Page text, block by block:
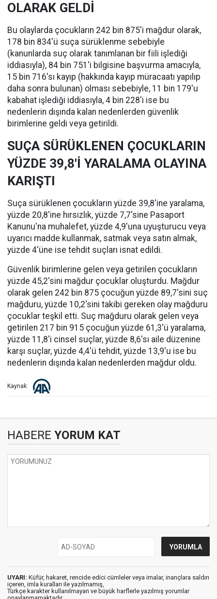
OLARAK GELDİ
Bu olaylarda çocukların 242 bin 875'i mağdur olarak,
178 bin 834'ü suça sürüklenme sebebiyle
(kanunlarda suç olarak tanımlanan bir fiili işlediği
iddiasıyla), 84 bin 751'i bilgisine başvurma amacıyla,
15 bin 716'sı kayıp (hakkında kayıp müracaatı yapılıp
daha sonra bulunan) olması sebebiyle, 11 bin 179'u
kabahat işlediği iddiasıyla, 4 bin 228'i ise bu
nedenlerin dışında kalan nedenlerden güvenlik
birimlerine geldi veya getirildi.
SUÇA SÜRÜKLENEN ÇOCUKLARIN
YÜZDE 39,8'İ YARALAMA OLAYINA
KARIŞTI
Suça sürüklenen çocukların yüzde 39,8'ine yaralama,
yüzde 20,8'ine hırsızlık, yüzde 7,7'sine Pasaport
Kanunu'na muhalefet, yüzde 4,9'una uyuşturucu veya
uyarıcı madde kullanmak, satmak veya satın almak,
yüzde 4'üne ise tehdit suçları isnat edildi.
Güvenlik birimlerine gelen veya getirilen çocukların
yüzde 45,2'sini mağdur çocuklar oluşturdu. Mağdur
olarak gelen 242 bin 875 çocuğun yüzde 89,7'sini suç
mağduru, yüzde 10,2'sini takibi gereken olay mağduru
çocuklar teşkil etti. Suç mağduru olarak gelen veya
getirilen 217 bin 915 çocuğun yüzde 61,3'ü yaralama,
yüzde 11,8'i cinsel suçlar, yüzde 8,6'sı aile düzenine
karşı suçlar, yüzde 4,4'ü tehdit, yüzde 13,9'u ise bu
nedenlerin dışında kalan nedenlerden mağdur oldu.
Kaynak:
HABERE YORUM KAT
UYARI: Küfür, hakaret, rencide edici cümleler veya imalar, inançlara saldırı
içeren, imla kuralları ile yazılmamış,
Türkçe karakter kullanılmayan ve büyük harflerle yazılmış yorumlar